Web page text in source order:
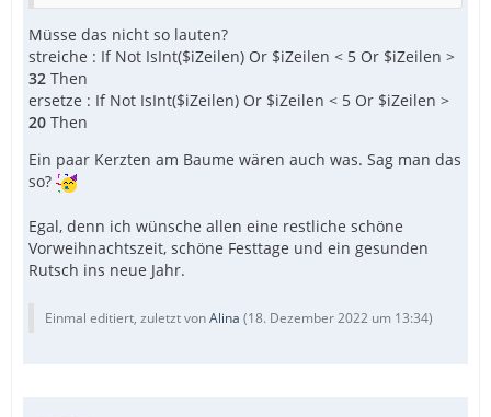
Müsse das nicht so lauten?
streiche : If Not IsInt($iZeilen) Or $iZeilen < 5 Or $iZeilen >
32 Then
ersetze : If Not IsInt($iZeilen) Or $iZeilen < 5 Or $iZeilen >
20 Then
Ein paar Kerzten am Baume wären auch was. Sag man das
so?
Egal, denn ich wünsche allen eine restliche schöne
Vorweihnachtszeit, schöne Festtage und ein gesunden
Rutsch ins neue Jahr.
Einmal editiert, zuletzt vonAlina (18. Dezember 2022 um 13:34)